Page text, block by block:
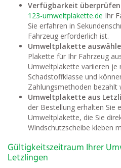
Verfügbarkeit
123-umweltplakette.de Ihr
Sie erfahren in
Fahrzeug erforderlich ist.
Umweltplakette
Plakette für Ihr Fahrzeug
Umweltplakette variieren je
Schadstoffklasse und
Zahlungsmethoden bezahlt
Umweltplakette aus
der Bestellung erhalten Sie
Umweltplakette, die Sie
Windschutzscheibe kleben
Gültigkeitszeitraum Ihrer
Letzlingen